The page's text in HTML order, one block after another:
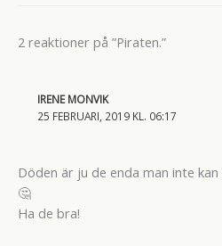
2 reaktioner på ”Piraten.”
IRENE MONVIK
25 FEBRUARI, 2019 KL. 06:17
Döden är ju de enda man inte
🤔
Ha de bra!